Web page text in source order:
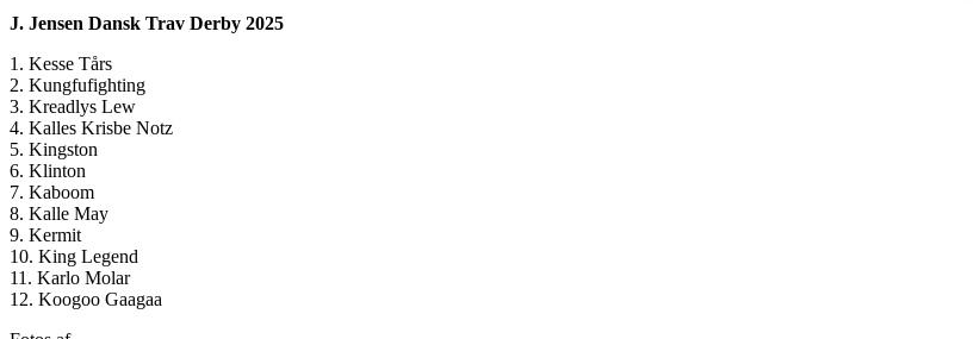
J. Jensen Dansk Trav Derby 2025
1. Kesse Tårs
2. Kungfufighting
3. Kreadlys Lew
4. Kalles Krisbe Notz
5. Kingston
6. Klinton
7. Kaboom
8. Kalle May
9. Kermit
10. King Legend
11. Karlo Molar
12. Koogoo Gaagaa